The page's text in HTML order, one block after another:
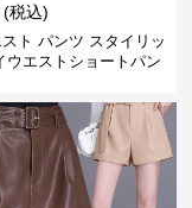
(税込)
ト パンツ スタイリッ
ウエストショートパン